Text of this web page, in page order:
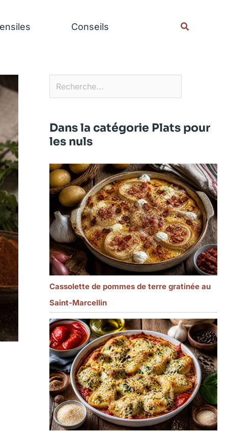
Conseils
Dans la catégorie Plats pour
les nuls
Cassolette de pommes de terre gratinée au
Saint-Marcellin